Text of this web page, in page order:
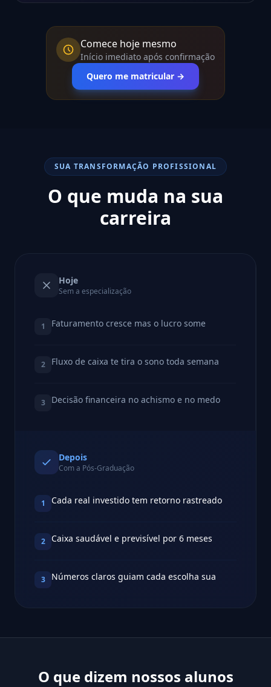
Comece hoje mesmo
Início imediato após confirmação
Quero me matricular →
SUA TRANSFORMAÇÃO PROFISSIONAL
O que muda na sua
carreira
Hoje
Sem a especialização
1 Faturamento cresce mas o lucro some
2 Fluxo de caixa te tira o sono toda semana
3 Decisão financeira no achismo e no medo
Depois
Com a Pós-Graduação
1 Cada real investido tem retorno rastreado
2 Caixa saudável e previsível por 6 meses
3 Números claros guiam cada escolha sua
O que dizem nossos alunos